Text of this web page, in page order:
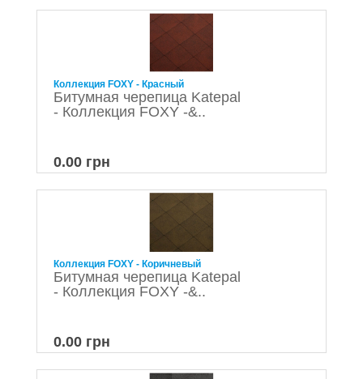
Коллекция FOXY - Красный
Битумная черепица Katepal
- Коллекция FOXY -&..
0.00 грн
Коллекция FOXY - Коричневый
Битумная черепица Katepal
- Коллекция FOXY -&..
0.00 грн